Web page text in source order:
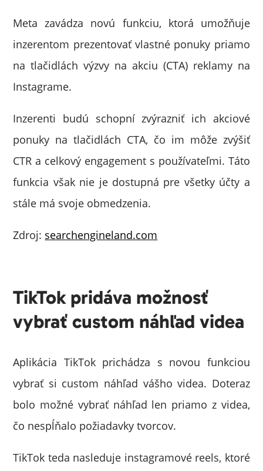
Meta zavádza novú funkciu, ktorá umožňuje
inzerentom prezentovať vlastné ponuky priamo
na tlačidlách výzvy na akciu (CTA) reklamy na
Instagrame.
Inzerenti budú schopní zvýrazniť ich akciové
ponuky na tlačidlách CTA, čo im môže zvýšiť
CTR a celkový engagement s používateľmi. Táto
funkcia však nie je dostupná pre všetky účty a
stále má svoje obmedzenia.
Zdroj: searchengineland.com
TikTok pridáva možnosť
vybrať custom náhľad videa
Aplikácia TikTok prichádza s novou funkciou
vybrať si custom náhľad vášho videa. Doteraz
bolo možné vybrať náhľad len priamo z videa,
čo nespĺňalo požiadavky tvorcov.
TikTok teda nasleduje instagramové reels, ktoré